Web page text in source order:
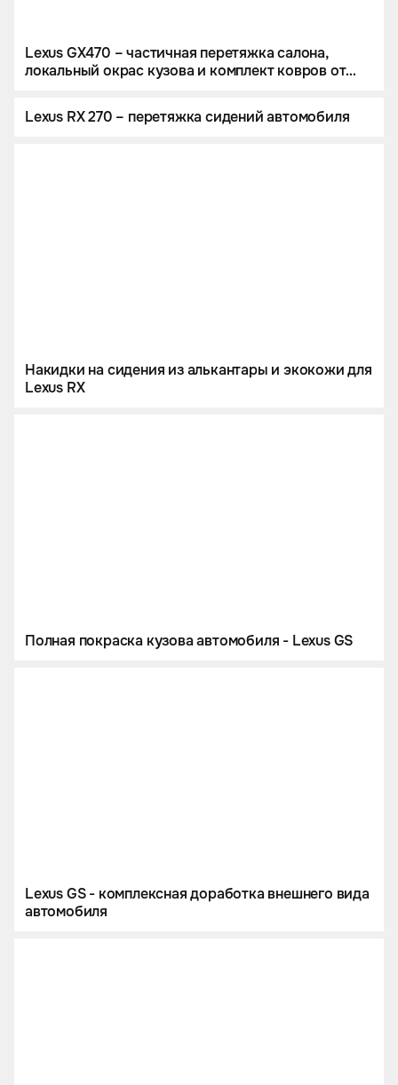
Lexus GX470 – частичная перетяжка салона,
локальный окрас кузова и комплект ковров от
Lexus RX 270 – перетяжка сидений автомобиля
Накидки на сидения из алькантары и экокожи для
Lexus RX
Полная покраска кузова автомобиля - Lexus GS
Lexus GS - комплексная доработка внешнего вида
автомобиля